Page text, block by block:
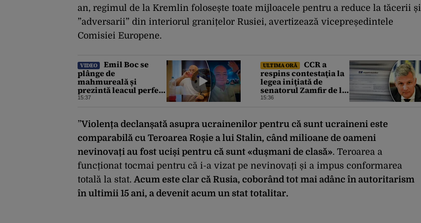
an, regimul de la Kremlin folosește toate mijloacele pentru a reduce la tăcerii și
”adversarii” din interiorul granițelor Rusiei, avertizează vicepreședintele
Comisiei Europene.
VIDEO
Emil Boc se
plânge de
mahmureală și
prezintă leacul perfect
după o noapte la
15:37
ULTIMA ORĂ
CCR a
respins contestaţia la
legea iniţiată de
senatorul Zamfir de la
PSD, care permite
zonele protejate
15:36
”Violența declanșată asupra ucrainenilor pentru că sunt ucraineni este
comparabilă cu Teroarea Roșie a lui Stalin, când milioane de oameni
nevinovați au fost uciși pentru că sunt «dușmani de clasă». Teroarea a
funcționat tocmai pentru că i-a vizat pe nevinovați și a impus conformarea
totală la stat.Acum este clar că Rusia, coborând tot mai adânc în autoritarism
în ultimii 15 ani, a devenit acum un stat totalitar.